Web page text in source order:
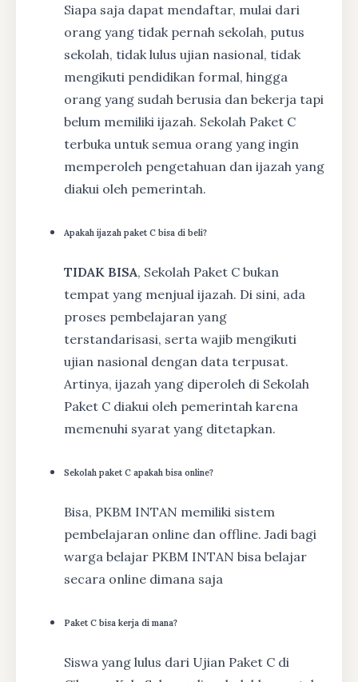
Siapa saja dapat mendaftar, mulai dari
orang yang tidak pernah sekolah, putus
sekolah, tidak lulus ujian nasional, tidak
mengikuti pendidikan formal, hingga
orang yang sudah berusia dan bekerja tapi
belum memiliki ijazah. Sekolah Paket C
terbuka untuk semua orang yang ingin
memperoleh pengetahuan dan ijazah yang
diakui oleh pemerintah.
Apakah ijazah paket C bisa di beli?
TIDAK BISA, Sekolah Paket C bukan
tempat yang menjual ijazah. Di sini, ada
proses pembelajaran yang
terstandarisasi, serta wajib mengikuti
ujian nasional dengan data terpusat.
Artinya, ijazah yang diperoleh di Sekolah
Paket C diakui oleh pemerintah karena
memenuhi syarat yang ditetapkan.
Sekolah paket C apakah bisa online?
Bisa, PKBM INTAN memiliki sistem
pembelajaran online dan offline. Jadi bagi
warga belajar PKBM INTAN bisa belajar
secara online dimana saja
Paket C bisa kerja di mana?
Siswa yang lulus dari Ujian Paket C di